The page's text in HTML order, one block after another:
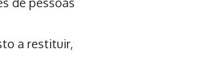
a restituir,